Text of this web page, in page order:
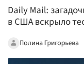
Daily Mail:
в США вскрыло
Полина Григорьева